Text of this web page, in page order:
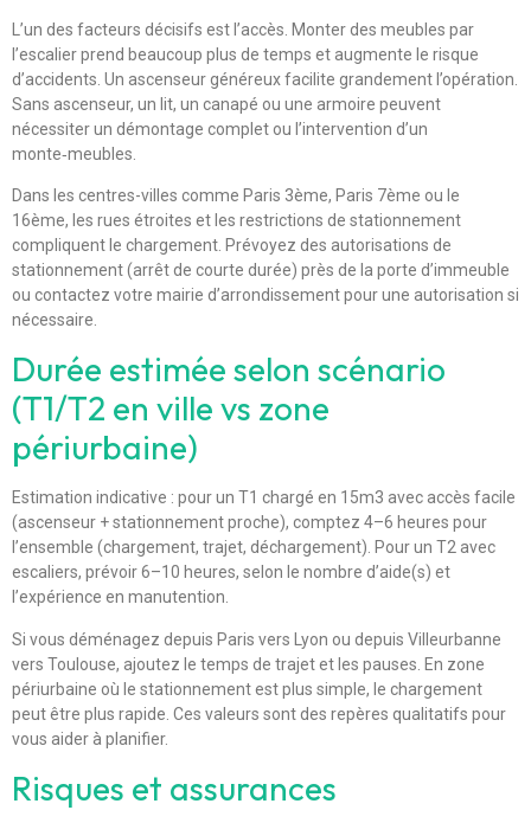
L’un des facteurs décisifs est l’accès. Monter des meubles par
l’escalier prend beaucoup plus de temps et augmente le risque
d’accidents. Un ascenseur généreux facilite grandement l’opération.
Sans ascenseur, un lit, un canapé ou une armoire peuvent
nécessiter un démontage complet ou l’intervention d’un
monte‑meubles.
Dans les centres-villes comme Paris 3ème, Paris 7ème ou le
16ème, les rues étroites et les restrictions de stationnement
compliquent le chargement. Prévoyez des autorisations de
stationnement (arrêt de courte durée) près de la porte d’immeuble
ou contactez votre mairie d’arrondissement pour une autorisation si
nécessaire.
Durée estimée selon scénario
(T1/T2 en ville vs zone
périurbaine)
Estimation indicative : pour un T1 chargé en 15m3 avec accès facile
(ascenseur + stationnement proche), comptez 4–6 heures pour
l’ensemble (chargement, trajet, déchargement). Pour un T2 avec
escaliers, prévoir 6–10 heures, selon le nombre d’aide(s) et
l’expérience en manutention.
Si vous déménagez depuis Paris vers Lyon ou depuis Villeurbanne
vers Toulouse, ajoutez le temps de trajet et les pauses. En zone
périurbaine où le stationnement est plus simple, le chargement
peut être plus rapide. Ces valeurs sont des repères qualitatifs pour
vous aider à planifier.
Risques et assurances